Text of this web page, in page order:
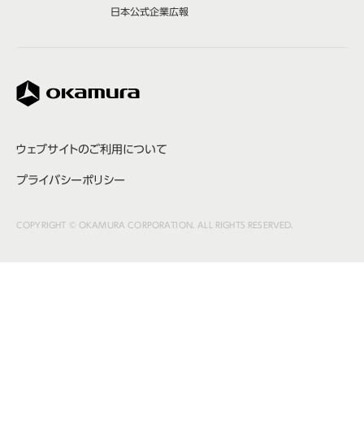
ウェブサイトのご利用について
プライバシーポリシー
COPYRIGHT © OKAMURA CORPORATION. ALL RIGHTS RESERVED.
日本公式企業広報